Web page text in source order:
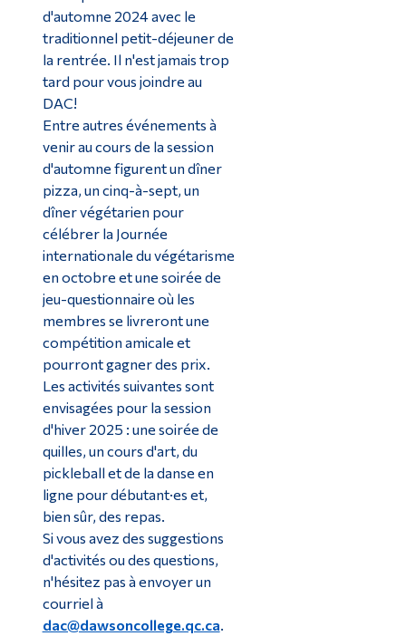
d'automne 2024 avec le
traditionnel petit-déjeuner de
la rentrée. Il n'est jamais trop
tard pour vous joindre au
DAC!
Entre autres événements à
venir au cours de la session
d'automne figurent un dîner
pizza, un cinq-à-sept, un
dîner végétarien pour
célébrer la Journée
internationale du végétarisme
en octobre et une soirée de
jeu-questionnaire où les
membres se livreront une
compétition amicale et
pourront gagner des prix.
Les activités suivantes sont
envisagées pour la session
d'hiver 2025 : une soirée de
quilles, un cours d'art, du
pickleball et de la danse en
ligne pour débutant·es et,
bien sûr, des repas.
Si vous avez des suggestions
d'activités ou des questions,
n'hésitez pas à envoyer un
courriel à
dac@dawsoncollege.qc.ca.